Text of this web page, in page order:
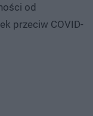
od
przeciw COVID-